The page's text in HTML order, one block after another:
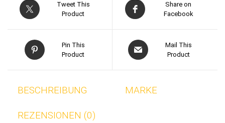
Tweet This
Product
Share on
Facebook
Pin This
Product
Mail This
Product
BESCHREIBUNG MARKE
REZENSIONEN (0)